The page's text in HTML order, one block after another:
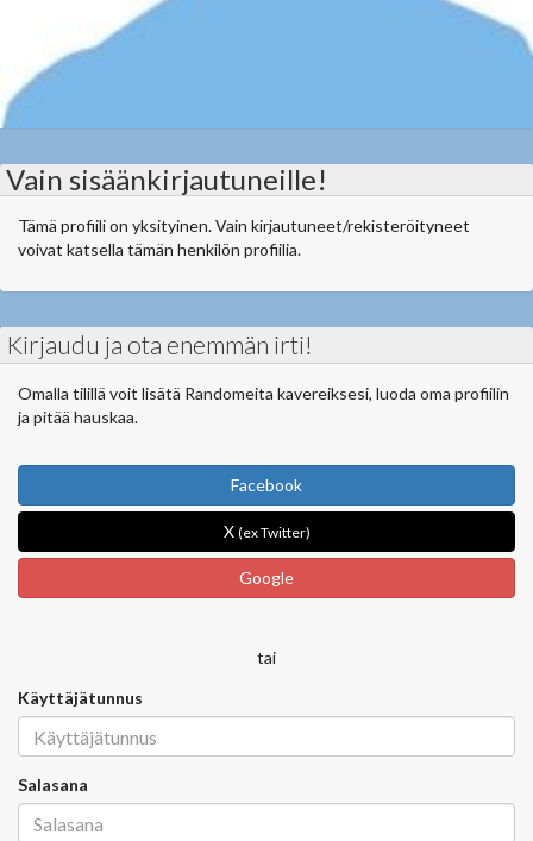
Vain sisäänkirjautuneille!
Tämä profiili on yksityinen. Vain kirjautuneet/rekisteröityneet
voivat katsella tämän henkilön profiilia.
Kirjaudu ja ota enemmän irti!
Omalla tilillä voit lisätä Randomeita kavereiksesi, luoda oma profiilin
ja pitää hauskaa.
Facebook
X (ex Twitter)
Google
tai
Käyttäjätunnus
Salasana